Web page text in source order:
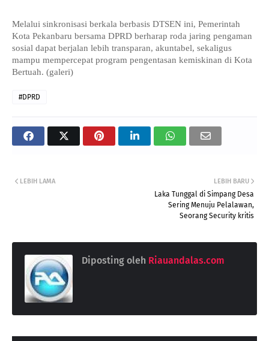
Melalui sinkronisasi berkala berbasis DTSEN ini, Pemerintah
Kota Pekanbaru bersama DPRD berharap roda jaring pengaman
sosial dapat berjalan lebih transparan, akuntabel, sekaligus
mampu mempercepat program pengentasan kemiskinan di Kota
Bertuah. (galeri)
#DPRD
LEBIH BARU
Laka Tunggal di Simpang Desa
Sering Menuju Pelalawan,
Seorang Security kritis
LEBIH LAMA
Diposting oleh Riauandalas.com